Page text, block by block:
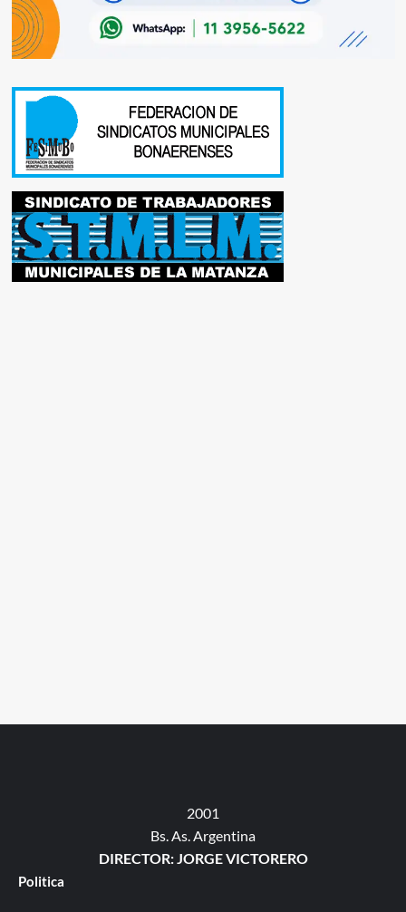
2001
Bs. As. Argentina
DIRECTOR: JORGE VICTORERO
Politica